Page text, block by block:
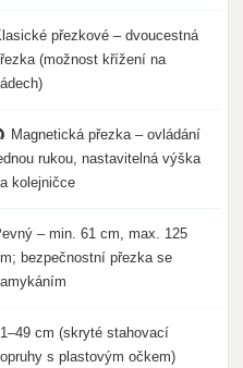
přezkové – dvoucestná
(možnost křížení na
Magnetická přezka – ovládání
rukou, nastavitelná výška
kolejničce
– min. 61 cm, max. 125
bezpečnostní přezka se
cm (skryté stahovací
s plastovým očkem)